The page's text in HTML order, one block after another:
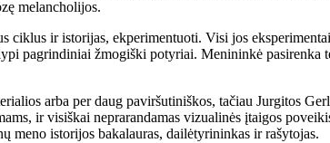
melancholijos.
ciklus ir istorijas, ekperimentuoti. Visi jos
pagrindiniai žmogiški potyriai. Menininkė pasirenka
arba per daug paviršutiniškos, tačiau Jurgitos
ir visiškai neprarandamas vizualinės įtaigos
meno istorijos bakalauras, dailėtyrininkas ir rašytojas.